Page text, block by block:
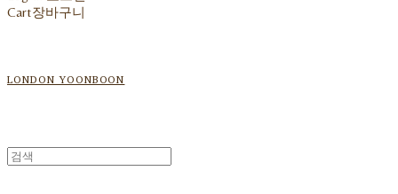
Cart장바구니
LONDON YOONBOON